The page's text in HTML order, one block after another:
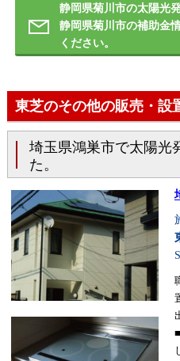
静岡県菊川市の太陽光
静岡県菊川市の補助金
ください。
東芝のその他の販売・設
埼玉県鴻巣市で太陽光
た。